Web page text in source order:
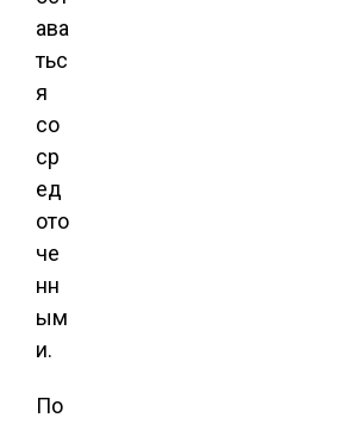
ава
тьс
я
со
ср
ед
ото
че
нн
ым
и.
По